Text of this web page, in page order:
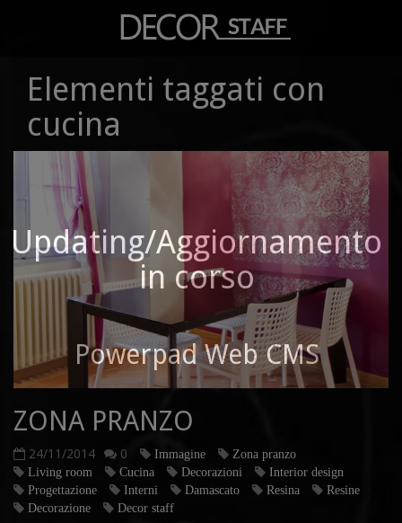
Elementi taggati con
cucina
ZONA PRANZO
24/11/2014 0 Immagine
Zona pranzo
Living room
Cucina Decorazioni
Interior design
Progettazione
Interni Damascato Resina
Resine
Decorazione
Decor staff
Updating/Aggiornamento
in corso
Powerpad Web CMS